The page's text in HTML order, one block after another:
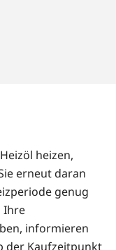
heizen,
erneut daran
genug
Ihre
informieren
der Kaufzeitpunkt